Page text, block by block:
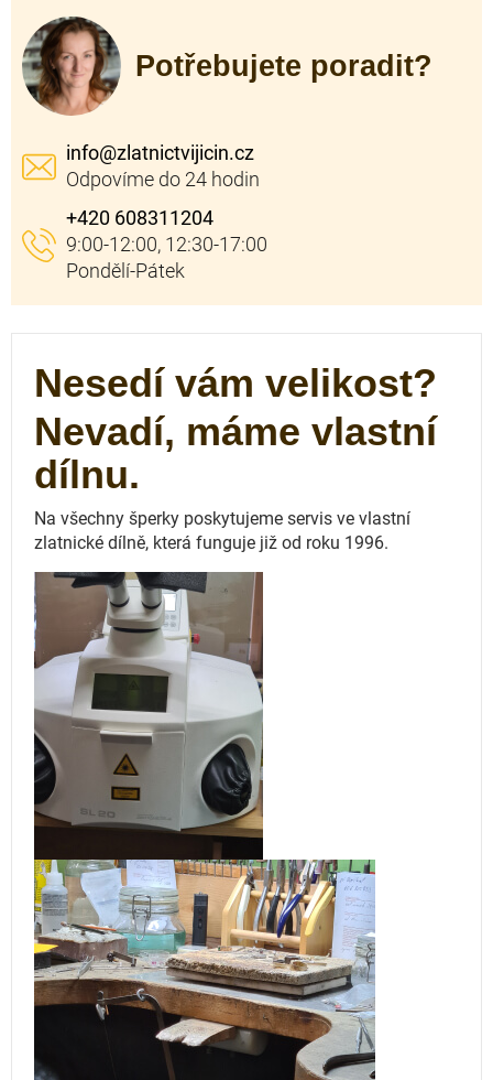
Potřebujete poradit?
info@zlatnictvijicin.cz
+420 608311204
Nesedí vám velikost?
Nevadí, máme vlastní
dílnu.
Na všechny šperky poskytujeme servis ve vlastní
zlatnické dílně, která funguje již od roku 1996.